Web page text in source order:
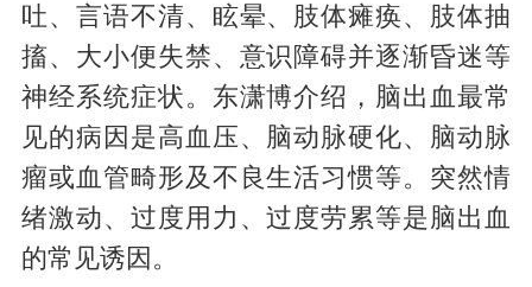
吐、言语不清、眩晕、肢体瘫痪、肢体抽
搐、大小便失禁、意识障碍并逐渐昏迷等
神经系统症状。东潇博介绍，脑出血最常
见的病因是高血压、脑动脉硬化、脑动脉
瘤或血管畸形及不良生活习惯等。突然情
绪激动、过度用力、过度劳累等是脑出血
的常见诱因。